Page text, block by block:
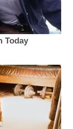
Today